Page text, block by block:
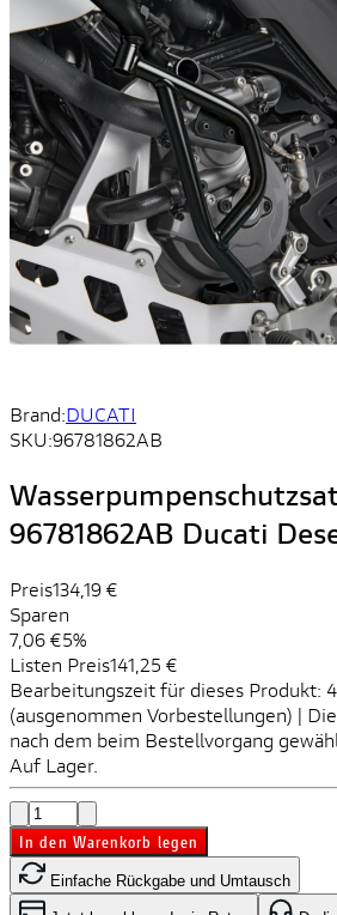
Brand:DUCATI
SKU:96781862AB
96781862AB Ducati
Preis134,19 €
Sparen
7,06 €5%
Listen Preis141,25 €
Bearbeitungszeit für dieses Produkt:
(ausgenommen Vorbestellungen) |
nach dem beim Bestellvorgang
Auf Lager.
In den Warenkorb legen
Einfache Rückgabe und Umtausch